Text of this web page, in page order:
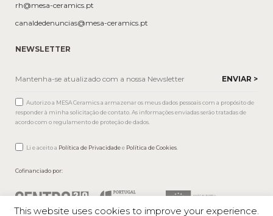
rh@mesa-ceramics.pt
canaldedenuncias@mesa-ceramics.pt
NEWSLETTER
Autorizo a MESA Ceramics a armazenar os meus dados pessoais com a propósito de
responder à minha solicitação de contato. As informações enviadas serão tratadas de
acordo com o regulamento de proteção de dados.
Li e aceito a Política de Privacidadee Política de Cookies
Cofinanciado por:
This website uses cookies to improve your experience.